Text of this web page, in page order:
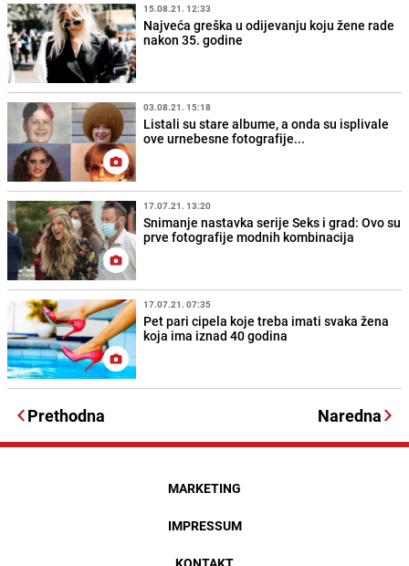
15.08.21. 12:33
Najveća greška u odijevanju koju žene rade
nakon 35. godine
03.08.21. 15:18
Listali su stare albume, a onda su isplivale
ove urnebesne fotografije...
17.07.21. 13:20
Snimanje nastavka serije Seks i grad: Ovo su
prve fotografije modnih kombinacija
17.07.21. 07:35
Pet pari cipela koje treba imati svaka žena
koja ima iznad 40 godina
Prethodna Naredna
MARKETING
IMPRESSUM